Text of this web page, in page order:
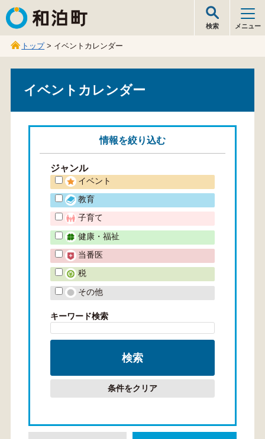
和泊町
検索 メニュー
トップ> イベントカレンダー
イベントカレンダー
情報を絞り込む
ジャンル
イベント
教育
子育て
健康・福祉
当番医
税
その他
キーワード検索
条件をクリア